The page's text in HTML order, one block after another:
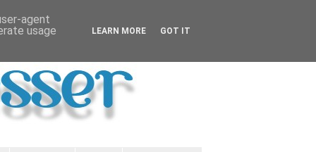
agent
usage
LEARN MORE GOT IT